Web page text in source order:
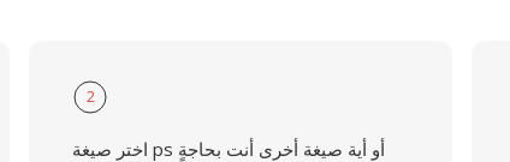
2
اختر صيغة ps أو أية صيغة أخرى أنت بحاجةٍ